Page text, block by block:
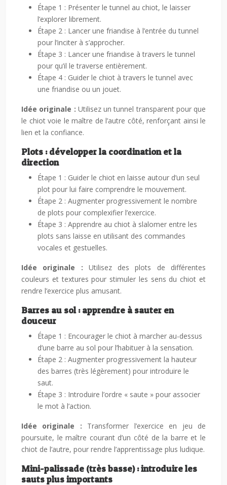
Étape 1 : Présenter le tunnel au chiot, le laisser
l’explorer librement.
Étape 2 : Lancer une friandise à l’entrée du tunnel
pour l’inciter à s’approcher.
Étape 3 : Lancer une friandise à travers le tunnel
pour qu’il le traverse entièrement.
Étape 4 : Guider le chiot à travers le tunnel avec
une friandise ou un jouet.
Idée originale : Utilisez un tunnel transparent pour que
le chiot voie le maître de l’autre côté, renforçant ainsi le
lien et la confiance.
Plots : développer la coordination et la
direction
Étape 1 : Guider le chiot en laisse autour d’un seul
plot pour lui faire comprendre le mouvement.
Étape 2 : Augmenter progressivement le nombre
de plots pour complexifier l’exercice.
Étape 3 : Apprendre au chiot à slalomer entre les
plots sans laisse en utilisant des commandes
vocales et gestuelles.
Idée originale : Utilisez des plots de différentes
couleurs et textures pour stimuler les sens du chiot et
rendre l’exercice plus amusant.
Barres au sol : apprendre à sauter en
douceur
Étape 1 : Encourager le chiot à marcher au-dessus
d’une barre au sol pour l’habituer à la sensation.
Étape 2 : Augmenter progressivement la hauteur
des barres (très légèrement) pour introduire le
saut.
Étape 3 : Introduire l’ordre « saute » pour associer
le mot à l’action.
Idée originale : Transformer l’exercice en jeu de
poursuite, le maître courant d’un côté de la barre et le
chiot de l’autre, pour rendre l’apprentissage plus ludique.
Mini-palissade (très basse) : introduire les
sauts plus importants